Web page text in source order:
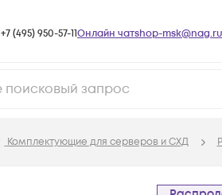
+7 (495) 950-57-11Онлайн чатshop-msk@nag.ru
Комплектующие для серверов и СХД